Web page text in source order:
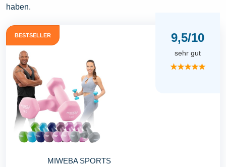
haben.
BESTSELLER
MIWEBA SPORTS
9,5/10
sehr gut
★★★★★